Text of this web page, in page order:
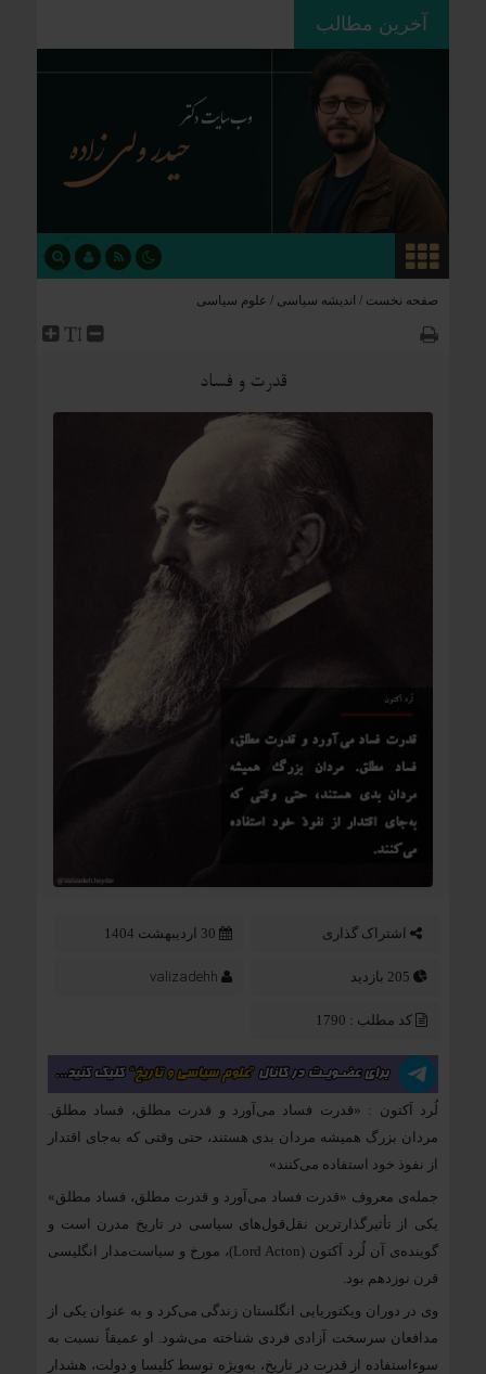
آخرین مطالب
چگونه فاتحان نام کشورهای امروز را
صفحه نخست / اندیشه سیاسی / علوم سیاسی
قدرت و فساد
اشتراک گذاری 30 اردیبهشت 1404
valizadehh
کد مطلب : 1790
لُرد اَکتون : «قدرت فساد می‌آورد و قدرت مطلق، فساد مطلق.
مردان بزرگ همیشه مردان بدی هستند، حتی وقتی که به‌جای اقتدار
از نفوذ خود استفاده می‌کنند»
جمله‌ی معروف «قدرت فساد می‌آورد و قدرت مطلق، فساد مطلق»
یکی از تأثیرگذارترین نقل‌قول‌های سیاسی در تاریخ مدرن است و
گوینده‌ی آن لُرد اَکتون (Lord Acton)، مورخ و سیاست‌مدار انگلیسی
قرن نوزدهم بود.
وی در دوران ویکتوریایی انگلستان زندگی می‌کرد و به عنوان یکی از
مدافعان سرسخت آزادی فردی شناخته می‌شود. او عمیقاً نسبت به
سوءاستفاده از قدرت در تاریخ، به‌ویژه توسط کلیسا و دولت، هشدار